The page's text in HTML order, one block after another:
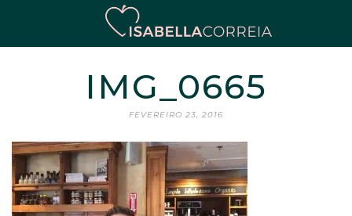
IMG_0665
FEVEREIRO 23, 2016